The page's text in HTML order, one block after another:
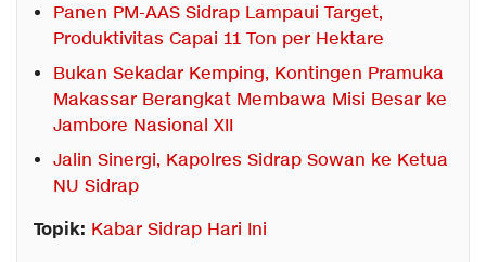
Panen PM-AAS Sidrap Lampaui Target,
Produktivitas Capai 11 Ton per Hektare
Bukan Sekadar Kemping, Kontingen Pramuka
Makassar Berangkat Membawa Misi Besar ke
Jambore Nasional XII
Jalin Sinergi, Kapolres Sidrap Sowan ke Ketua
NU Sidrap
Topik: Kabar Sidrap Hari Ini